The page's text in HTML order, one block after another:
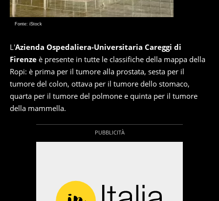
Fonte: iStock
L'Azienda Ospedaliera-Universitaria Careggi di
Firenze è presente in tutte le classifiche della mappa della
Ropi: è prima per il tumore alla prostata, sesta per il
tumore del colon, ottava per il tumore dello stomaco,
quarta per il tumore del polmone e quinta per il tumore
della mammella.